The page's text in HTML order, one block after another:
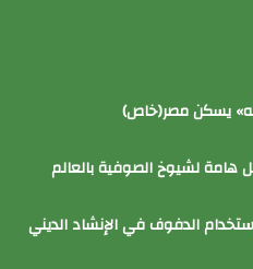
يسكن مصر(خاص)
هامة لشيوخ الصوفية بالعالم
الدفوف في الإنشاد الديني